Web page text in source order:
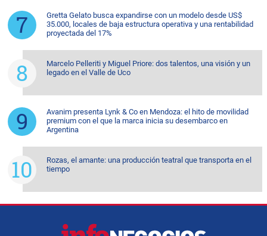
Gretta Gelato busca expandirse con un modelo desde US$
35.000, locales de baja estructura operativa y una rentabilidad
proyectada del 17%
Marcelo Pelleriti y Miguel Priore: dos talentos, una visión y un
legado en el Valle de Uco
Avanim presenta Lynk & Co en Mendoza: el hito de movilidad
premium con el que la marca inicia su desembarco en
Argentina
Rozas, el amante: una producción teatral que transporta en el
tiempo